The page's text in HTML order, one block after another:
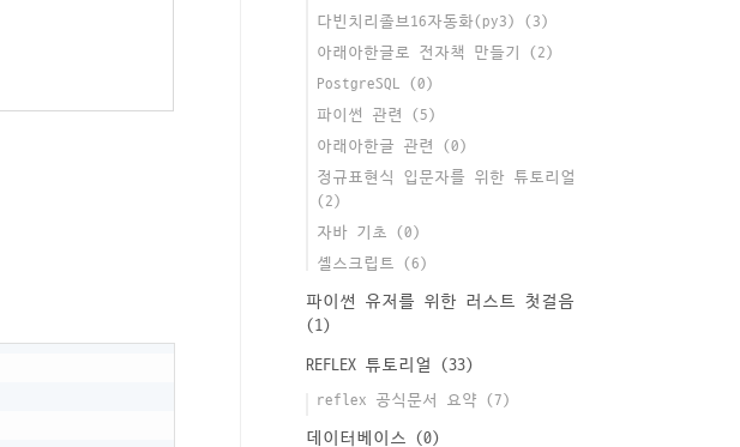
다빈치리졸브16자동화(py3) (3)
아래아한글로 전자책 만들기 (2)
PostgreSQL (0)
파이썬 관련 (5)
아래아한글 관련 (0)
정규표현식 입문자를 위한 튜토리얼
(2)
자바 기초 (0)
셸스크립트 (6)
파이썬 유저를 위한 러스트 첫걸음
(1)
REFLEX 튜토리얼 (33)
reflex 공식문서 요약 (7)
데이터베이스 (0)